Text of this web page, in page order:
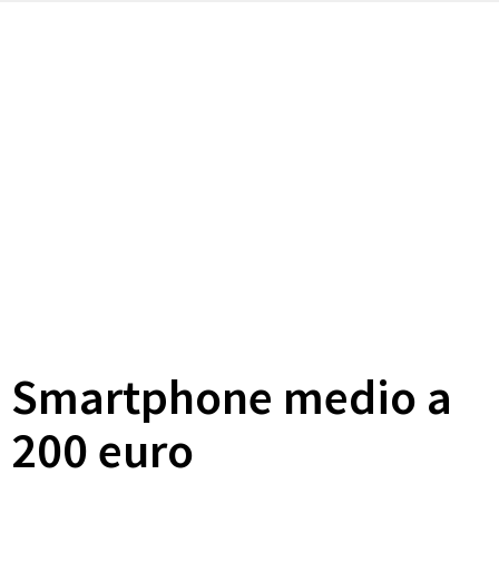
Smartphone medio a
200 euro